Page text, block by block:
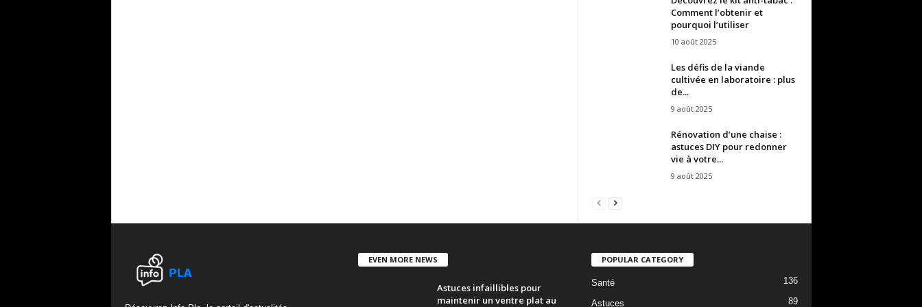
Comment l’obtenir et
pourquoi l’utiliser
10 août 2025
Les défis de la viande
cultivée en laboratoire : plus
de...
9 août 2025
Rénovation d’une chaise :
astuces DIY pour redonner
vie à votre...
9 août 2025
EVEN MORE NEWS
Astuces infaillibles pour
maintenir un ventre plat au
POPULAR CATEGORY
Santé 136
Astuces 89